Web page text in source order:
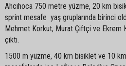
Ahcıhoca 750 metre yüzme, 20 km
sprint mesafe yaş gruplarında birinci
Mehmet Korkut, Murat Çiftçi ve Ekrem
çıktı.
1500 m yüzme, 40 km bisiklet ve 10